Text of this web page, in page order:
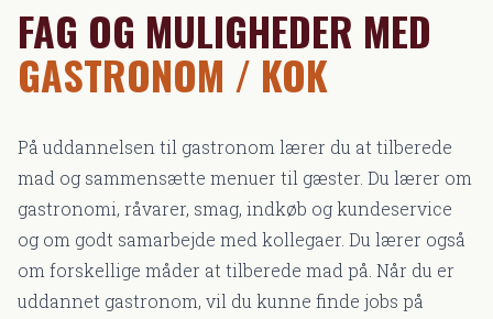
FAG OG MULIGHEDER MED
GASTRONOM / KOK
På uddannelsen til gastronom lærer du at tilberede
mad og sammensætte menuer til gæster. Du lærer om
gastronomi, råvarer, smag, indkøb og kundeservice
og om godt samarbejde med kollegaer. Du lærer også
om forskellige måder at tilberede mad på. Når du er
uddannet gastronom, vil du kunne finde jobs på